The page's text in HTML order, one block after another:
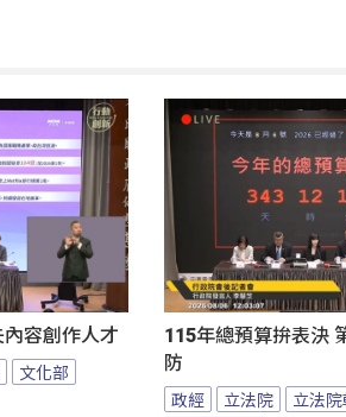
容創作人才
文化部
115年總預算拚表決
防
政經 立法院
立法